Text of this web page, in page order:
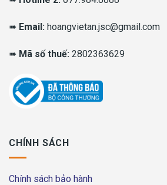
➠ Email: hoangvietan.jsc@gmail.com
➠ Mã số thuế: 2802363629
CHÍNH SÁCH
Chính sách bảo hành